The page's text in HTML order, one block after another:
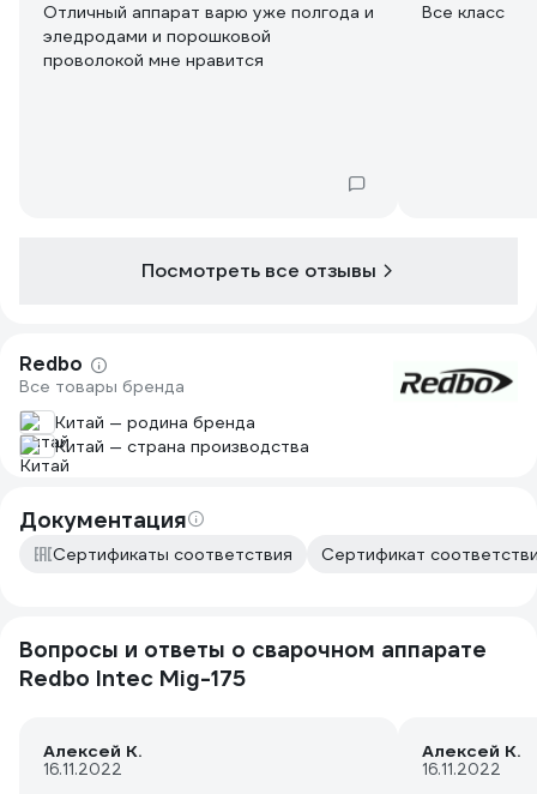
Отличный аппарат варю уже полгода и
эледродами и порошковой
проволокой мне нравится
Все класс
Посмотреть все отзывы
Redbo
Все товары бренда
Китай — родина бренда
Китай — страна производства
Документация
Сертификаты соответствия Сертификат
Вопросы и ответы о сварочном аппарате
Redbo Intec Mig-175
Алексей К.
16.11.2022
Алексей К.
16.11.2022